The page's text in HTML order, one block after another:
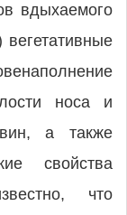
вдыхаемого
носа и
а также
свойства
что